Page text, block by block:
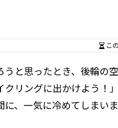
こ
うと思ったとき、後輪の
クリングに出かけよう
に、一気に冷めてしまいま